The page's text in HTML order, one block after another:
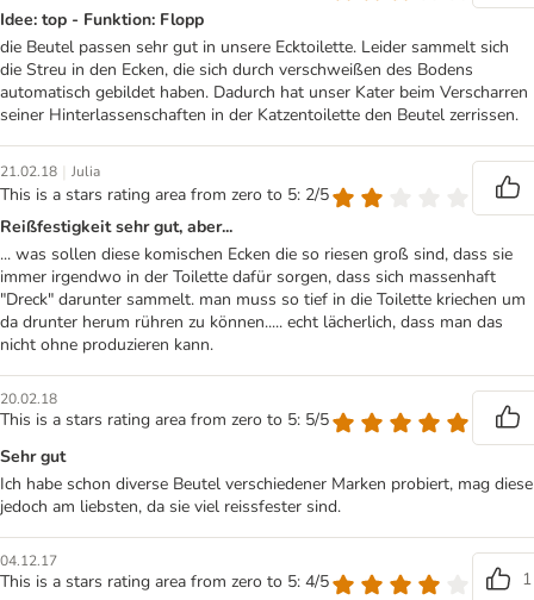
Idee: top - Funktion: Flopp
die Beutel passen sehr gut in unsere Ecktoilette. Leider sammelt sich
die Streu in den Ecken, die sich durch verschweißen des Bodens
automatisch gebildet haben. Dadurch hat unser Kater beim Verscharren
seiner Hinterlassenschaften in der Katzentoilette den Beutel zerrissen.
21.02.18 | Julia
This is a stars rating area from zero to 5: 2/5
Reißfestigkeit sehr gut, aber...
... was sollen diese komischen Ecken die so riesen groß sind, dass sie
immer irgendwo in der Toilette dafür sorgen, dass sich massenhaft
"Dreck" darunter sammelt. man muss so tief in die Toilette kriechen um
da drunter herum rühren zu können..... echt lächerlich, dass man das
nicht ohne produzieren kann.
20.02.18
This is a stars rating area from zero to 5: 5/5
Sehr gut
Ich habe schon diverse Beutel verschiedener Marken probiert, mag diese
jedoch am liebsten, da sie viel reissfester sind.
04.12.17
This is a stars rating area from zero to 5: 4/5
1